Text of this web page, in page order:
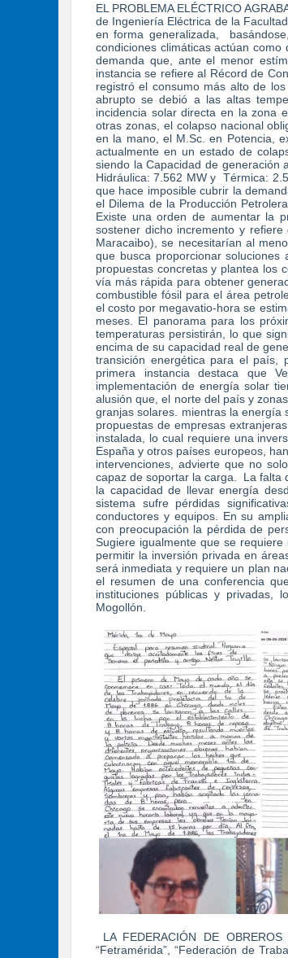
EL PROBLEMA ELÉCTRICO
de Ingeniería Eléctrica de la
en forma generalizada,
condiciones climáticas actúan
demanda que, ante el menor
instancia se refiere al Récord de
registró el consumo más alto de
abrupto se debió a las altas
incidencia solar directa en la zona
otras zonas, el colapso nacional
en la mano, el M.Sc. en Potencia,
actualmente en un estado de
siendo la Capacidad de generación
Hidráulica: 7.562 MW y Térmica:
que hace imposible cubrir la
el Dilema de la Producción
Existe una orden de aumentar la
sostener dicho incremento y
Maracaibo), se necesitarían al
que busca proporcionar
propuestas concretas y plantea los
vía más rápida para obtener
combustible fósil para el área
el costo por megavatio-hora se
meses. El panorama para los
temperaturas persistirán, lo que
encima de su capacidad real de
transición energética para el país,
primera instancia destaca que
implementación de energía solar
alusión que, el norte del país y
granjas solares. mientras la energía
propuestas de empresas
instalada, lo cual requiere una
España y otros países europeos,
intervenciones, advierte que no
capaz de soportar la carga. La falta
la capacidad de llevar energía
sistema sufre pérdidas
conductores y equipos. En su
con preocupación la pérdida de
Sugiere igualmente que se
permitir la inversión privada en
será inmediata y requiere un plan
el resumen de una conferencia
instituciones públicas y privadas,
Mogollón.
LA FEDERACIÓN DE
“Fetramérida”, “Federación de